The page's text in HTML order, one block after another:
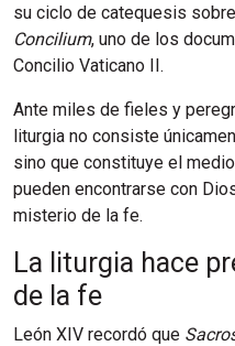
su ciclo de catequesis
Concilium, uno de los
Concilio Vaticano II.
Ante miles de fieles y
liturgia no consiste
sino que constituye el
pueden encontrarse con
misterio de la fe.
La liturgia hace
de la fe
León XIV recordó que